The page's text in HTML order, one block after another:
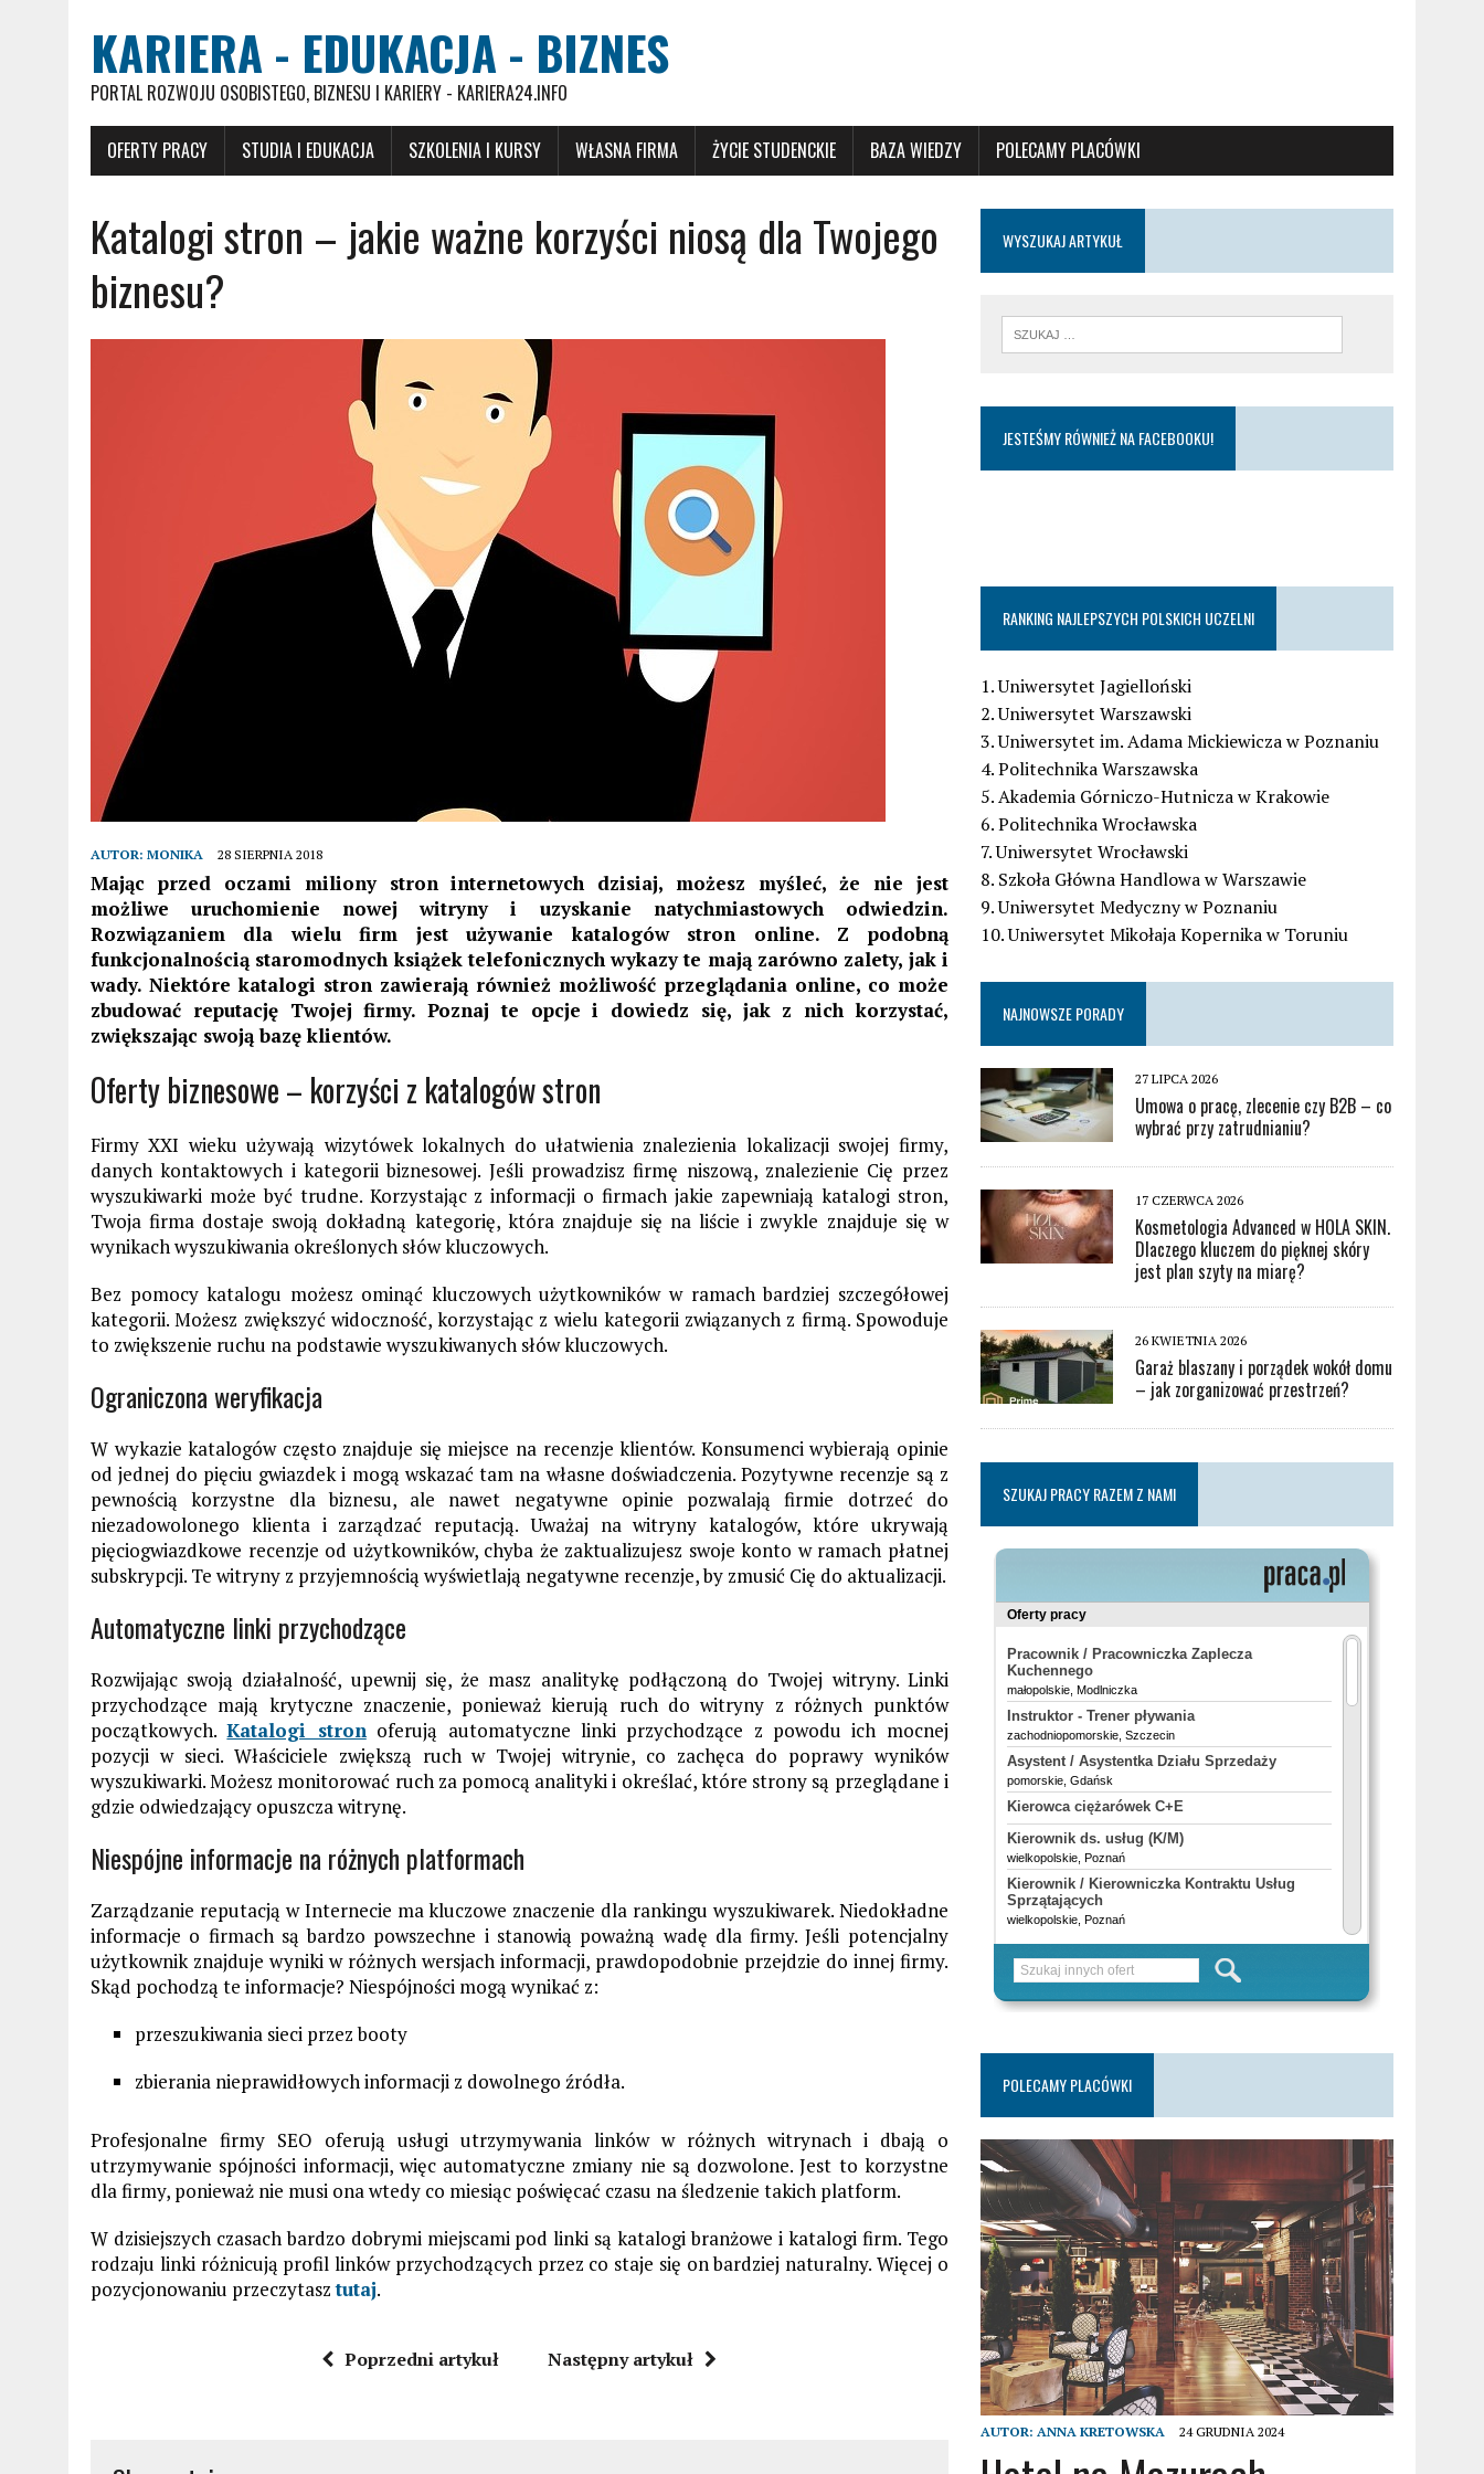
KARIERA - EDUKACJA - BIZNES
PORTAL ROZWOJU OSOBISTEGO, BIZNESU I KARIERY - KARIERA24.INFO
OFERTY PRACY STUDIA I EDUKACJA SZKOLENIA I KURSY WŁASNA FIRMA ŻYCIE STUDENCKIE BAZA WIEDZY POLECAMY PLACÓWKI
Katalogi stron – jakie ważne korzyści niosą dla Twojego
biznesu?
AUTOR: MONIKA 28 SIERPNIA 2018
Mając przed oczami miliony stron internetowych dzisiaj, możesz myśleć, że nie jest
możliwe uruchomienie nowej witryny i uzyskanie natychmiastowych odwiedzin.
Rozwiązaniem dla wielu firm jest używanie katalogów stron online. Z podobną
funkcjonalnością staromodnych książek telefonicznych wykazy te mają zarówno zalety, jak i
wady. Niektóre katalogi stron zawierają również możliwość przeglądania online, co może
zbudować reputację Twojej firmy. Poznaj te opcje i dowiedz się, jak z nich korzystać,
zwiększając swoją bazę klientów.
Oferty biznesowe – korzyści z katalogów stron
Firmy XXI wieku używają wizytówek lokalnych do ułatwienia znalezienia lokalizacji swojej firmy,
danych kontaktowych i kategorii biznesowej. Jeśli prowadzisz firmę niszową, znalezienie Cię przez
wyszukiwarki może być trudne. Korzystając z informacji o firmach jakie zapewniają katalogi stron,
Twoja firma dostaje swoją dokładną kategorię, która znajduje się na liście i zwykle znajduje się w
wynikach wyszukiwania określonych słów kluczowych.
Bez pomocy katalogu możesz ominąć kluczowych użytkowników w ramach bardziej szczegółowej
kategorii. Możesz zwiększyć widoczność, korzystając z wielu kategorii związanych z firmą. Spowoduje
to zwiększenie ruchu na podstawie wyszukiwanych słów kluczowych.
Ograniczona weryfikacja
W wykazie katalogów często znajduje się miejsce na recenzje klientów. Konsumenci wybierają opinie
od jednej do pięciu gwiazdek i mogą wskazać tam na własne doświadczenia. Pozytywne recenzje są z
pewnością korzystne dla biznesu, ale nawet negatywne opinie pozwalają firmie dotrzeć do
niezadowolonego klienta i zarządzać reputacją. Uważaj na witryny katalogów, które ukrywają
pięciogwiazdkowe recenzje od użytkowników, chyba że zaktualizujesz swoje konto w ramach płatnej
subskrypcji. Te witryny z przyjemnością wyświetlają negatywne recenzje, by zmusić Cię do aktualizacji.
Automatyczne linki przychodzące
Rozwijając swoją działalność, upewnij się, że masz analitykę podłączoną do Twojej witryny. Linki
przychodzące mają krytyczne znaczenie, ponieważ kierują ruch do witryny z różnych punktów
początkowych.Katalogi stronoferują automatyczne linki przychodzące z powodu ich mocnej
pozycji w sieci. Właściciele zwiększą ruch w Twojej witrynie, co zachęca do poprawy wyników
wyszukiwarki. Możesz monitorować ruch za pomocą analityki i określać, które strony są przeglądane i
gdzie odwiedzający opuszcza witrynę.
Niespójne informacje na różnych platformach
Zarządzanie reputacją w Internecie ma kluczowe znaczenie dla rankingu wyszukiwarek. Niedokładne
informacje o firmach są bardzo powszechne i stanowią poważną wadę dla firmy. Jeśli potencjalny
użytkownik znajduje wyniki w różnych wersjach informacji, prawdopodobnie przejdzie do innej firmy.
Skąd pochodzą te informacje? Niespójności mogą wynikać z:
przeszukiwania sieci przez booty
zbierania nieprawidłowych informacji z dowolnego źródła.
Profesjonalne firmy SEO oferują usługi utrzymywania linków w różnych witrynach i dbają o
utrzymywanie spójności informacji, więc automatyczne zmiany nie są dozwolone. Jest to korzystne
dla firmy, ponieważ nie musi ona wtedy co miesiąc poświęcać czasu na śledzenie takich platform.
W dzisiejszych czasach bardzo dobrymi miejscami pod linki są katalogi branżowe i katalogi firm. Tego
rodzaju linki różnicują profil linków przychodzących przez co staje się on bardziej naturalny. Więcej o
pozycjonowaniu przeczytasztutaj.
Poprzedni artykuł Następny artykuł
WYSZUKAJ ARTYKUŁ
JESTEŚMY RÓWNIEŻ NA FACEBOOKU!
RANKING NAJLEPSZYCH POLSKICH UCZELNI
1. Uniwersytet Jagielloński
2. Uniwersytet Warszawski
3. Uniwersytet im. Adama Mickiewicza w Poznaniu
4. Politechnika Warszawska
5. Akademia Górniczo-Hutnicza w Krakowie
6. Politechnika Wrocławska
7. Uniwersytet Wrocławski
8. Szkoła Główna Handlowa w Warszawie
9. Uniwersytet Medyczny w Poznaniu
10. Uniwersytet Mikołaja Kopernika w Toruniu
NAJNOWSZE PORADY
27 LIPCA 2026
Umowa o pracę, zlecenie czy B2B – co
wybrać przy zatrudnianiu?
17 CZERWCA 2026
Kosmetologia Advanced w HOLA SKIN.
Dlaczego kluczem do pięknej skóry
jest plan szyty na miarę?
26 KWIETNIA 2026
Garaż blaszany i porządek wokół domu
– jak zorganizować przestrzeń?
SZUKAJ PRACY RAZEM Z NAMI
POLECAMY PLACÓWKI
AUTOR: ANNA KRETOWSKA 24 GRUDNIA 2024